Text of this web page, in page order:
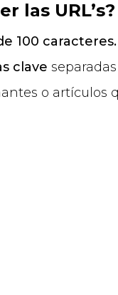
las URL’s?
100 caracteres.
clave
o artículos